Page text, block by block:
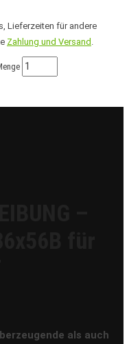
Lieferzeiten für andere
Zahlung und Versand
als auch